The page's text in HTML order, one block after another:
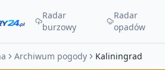
Radar
burzowy
Radar
opadów
Archiwum pogody Kaliningrad